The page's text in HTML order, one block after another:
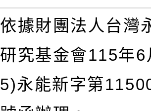
依據財團法人台灣
研究基金會115年
5)永能新字第